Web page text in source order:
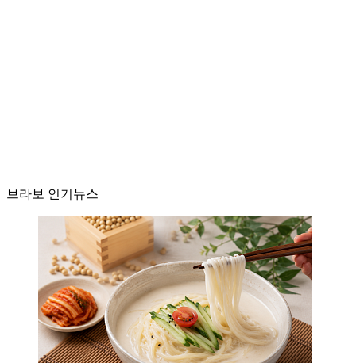
브라보 인기뉴스